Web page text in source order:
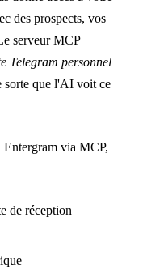
des prospects, vos
serveur MCP
Telegram personnel
que l'AI voit ce
via MCP,
de réception